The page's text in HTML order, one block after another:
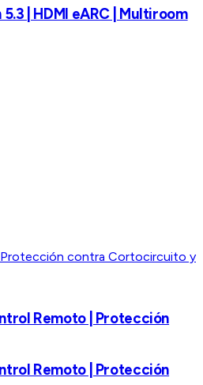
| HDMI eARC | Multiroom
Remoto | Protección
Remoto | Protección